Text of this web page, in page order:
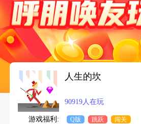
人生的坎
90919人在玩
游戏福利: Q版 跳跃 闯关